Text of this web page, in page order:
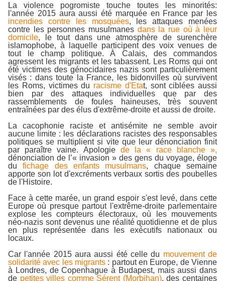
La violence pogromiste touche toutes les minorités:
l'année 2015 aura aussi été marquée en France par les
incendies contre les mosquées, les attaques menées
contre les personnes musulmanes dans la rue où à leur
domicile, le tout dans une atmosphère de surenchère
islamophobe, à laquelle participent des voix venues de
tout le champ politique. À Calais, des commandos
agressent les migrants et les tabassent. Les Roms qui ont
été victimes des génocidaires nazis sont particulièrement
visés : dans toute la France, les bidonvilles où survivent
les Roms, victimes du racisme d'Etat, sont ciblées aussi
bien par des attaques individuelles que par des
rassemblements de foules haineuses, très souvent
entraînées par des élus d'extrême-droite et aussi de droite.
La cacophonie raciste et antisémite ne semble avoir
aucune limite : les déclarations racistes des responsables
politiques se multiplient si vite que leur dénonciation finit
par paraître vaine. Apologie de la « race blanche »,
dénonciation de l’« invasion » des gens du voyage, éloge
dufichage des enfants musulmans, chaque semaine
apporte son lot d'excréments verbaux sortis des poubelles
de l'Histoire.
Face à cette marée, un grand espoir s'est levé, dans cette
Europe où presque partout l'extrême-droite parlementaire
explose les compteurs électoraux, où les mouvements
néo-nazis sont devenus une réalité quotidienne et de plus
en plus représentée dans les exécutifs nationaux ou
locaux.
Car l'année 2015 aura aussi été celle du mouvement de
solidarité avec les migrants : partout en Europe, de Vienne
à Londres, de Copenhague à Budapest, mais aussi dans
de petites villes comme Sérent (Morbihan), des centaines